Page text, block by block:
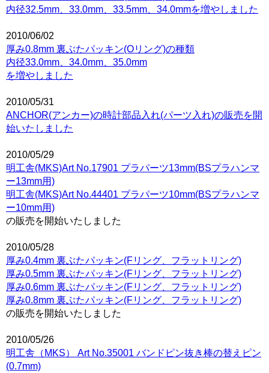
内径32.5mm、33.0mm、33.5mm、34.0mmを増やしました
2010/06/02
厚み0.8mm 裏ぶたパッキン(Oリング)の種類
内径33.0mm、34.0mm、35.0mm
を増やしました
2010/05/31
ANCHOR(アンカー)の時計部品入れ(パーツ入れ)の販売を開
始いたしました
2010/05/29
明工舎(MKS)Art No.17901 プラパーツ13mm(BSプラハンマ
ー13mm用)
明工舎(MKS)Art No.44401 プラパーツ10mm(BSプラハンマ
ー10mm用)
の販売を開始いたしました
2010/05/28
厚み0.4mm 裏ぶたパッキン(Fリング、フラットリング)
厚み0.5mm 裏ぶたパッキン(Fリング、フラットリング)
厚み0.6mm 裏ぶたパッキン(Fリング、フラットリング)
厚み0.8mm 裏ぶたパッキン(Fリング、フラットリング)
の販売を開始いたしました
2010/05/26
明工舎（MKS） Art No.35001 バンドピン抜き棒の替えピン
(0.7mm)